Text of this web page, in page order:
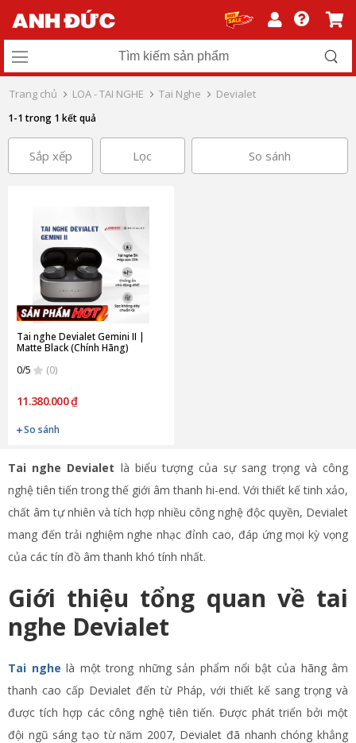
Trang chủ LOA - TAI NGHE Tai Nghe Devialet
1-1 trong 1 kết quả
Sắp xếp Lọc So sánh
Tai nghe Devialet Gemini II |
Matte Black (Chính Hãng)
0/5
(0)
11.380.000 ₫
So sánh
Tai nghe Devialet là biểu tượng của sự sang trọng và công
nghệ tiên tiến trong thế giới âm thanh hi-end. Với thiết kế tinh xảo,
chất âm tự nhiên và tích hợp nhiều công nghệ độc quyền, Devialet
mang đến trải nghiệm nghe nhạc đỉnh cao, đáp ứng mọi kỳ vọng
của các tín đồ âm thanh khó tính nhất.
Giới thiệu tổng quan về tai
nghe Devialet
Tai nghe là một trong những sản phẩm nổi bật của hãng âm
thanh cao cấp Devialet đến từ Pháp, với thiết kế sang trọng và
được tích hợp các công nghệ tiên tiến. Được phát triển bởi một
đội ngũ sáng tạo từ năm 2007, Devialet đã nhanh chóng khẳng